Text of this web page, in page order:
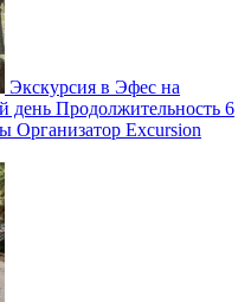
Экскурсия в Эфес на
день Продолжительность 6
Организатор Excursion